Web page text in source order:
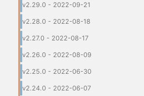
v2.29.0 - 2022-09-21
v2.28.0 - 2022-08-18
v2.27.0 - 2022-08-17
v2.26.0 - 2022-08-09
v2.25.0 - 2022-06-30
v2.24.0 - 2022-06-07